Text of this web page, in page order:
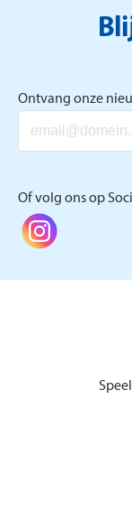
Ontvang onze
Of volg ons op